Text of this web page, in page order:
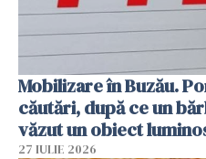
Mobilizare în Buzău.
căutări, după ce un
văzut un obiect
27 IULIE 2026